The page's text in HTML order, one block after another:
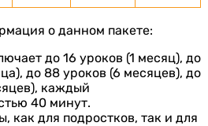
о данном пакете:
до 16 уроков (1 месяц), до
до 88 уроков (6 месяцев), до
каждый
40 минут.
как для подростков, так и для